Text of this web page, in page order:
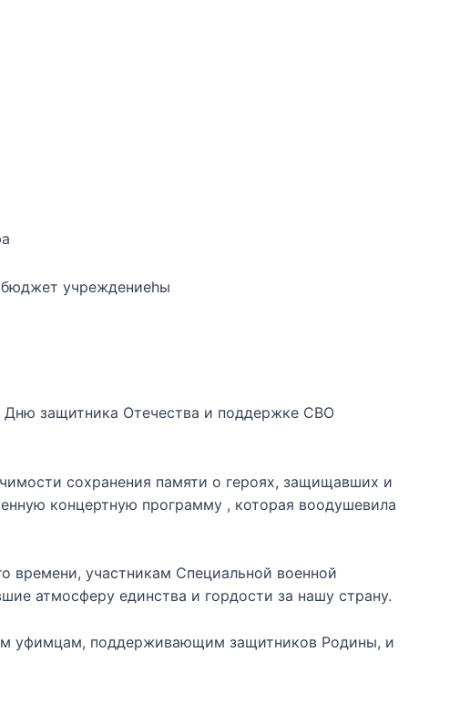
учреждениеһы
Дню защитника Отечества и поддержке СВО
сохранения памяти о героях, защищавших и
концертную программу , которая воодушевила
времени, участникам Специальной военной
атмосферу единства и гордости за нашу страну.
уфимцам, поддерживающим защитников Родины, и